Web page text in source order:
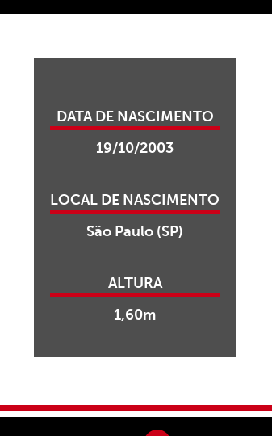
DATA DE NASCIMENTO
19/10/2003
LOCAL DE NASCIMENTO
São Paulo (SP)
ALTURA
1,60m